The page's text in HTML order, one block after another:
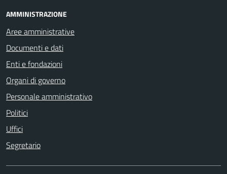
AMMINISTRAZIONE
Aree amministrative
Documenti e dati
Enti e fondazioni
Organi di governo
Personale amministrativo
Politici
Uffici
Segretario